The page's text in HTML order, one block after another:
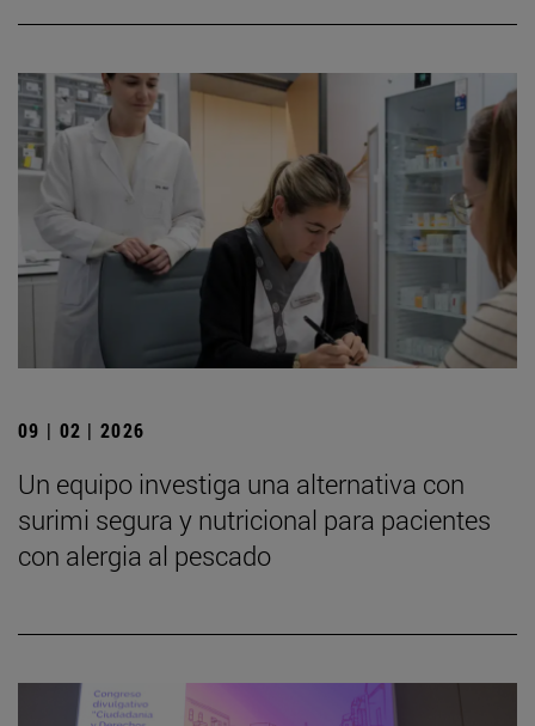
09 | 02 | 2026
Un equipo investiga una alternativa con
surimi segura y nutricional para pacientes
con alergia al pescado